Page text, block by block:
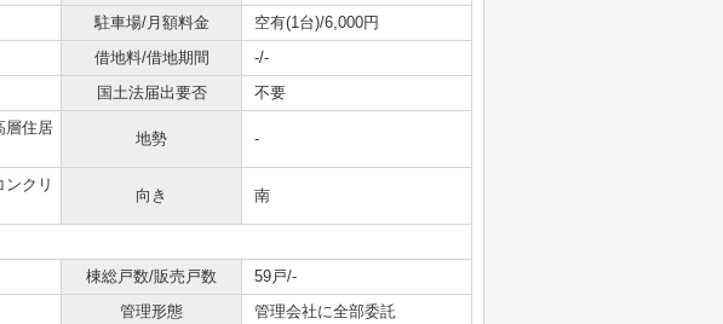
駐車場/月額料金
空有(1台)/6,000円
借地料/借地期間
-/-
国土法届出要否 不要
層住居
地勢 -
クリ
向き 南
棟総戸数/販売戸数
59戸/-
管理形態
管理会社に全部委託